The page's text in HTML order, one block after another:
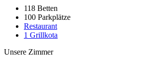
118 Betten
100 Parkplätze
Restaurant
1 Grillkota
Unsere Zimmer